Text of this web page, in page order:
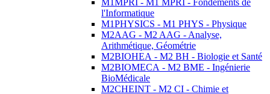
M1MPRI - M1 MPRI - Fondements de
l'Informatique
M1PHYSICS - M1 PHYS - Physique
M2AAG - M2 AAG - Analyse,
Arithmétique, Géométrie
M2BIOHEA - M2 BH - Biologie et Santé
M2BIOMECA - M2 BME - Ingénierie
BioMédicale
M2CHEINT - M2 CI - Chimie et